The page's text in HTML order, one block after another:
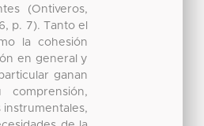
(Ontiveros,
p. 7). Tanto el
la cohesión
en general y
ganan